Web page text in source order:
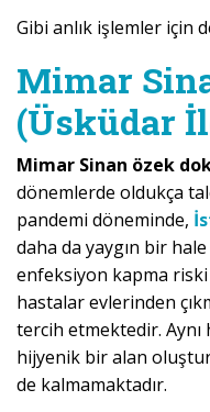
Gibi anlık işlemler için
Mimar
(Üsküdar
Mimar Sinan özek
dönemlerde oldukça
pandemi döneminde,
daha da yaygın bir
enfeksiyon kapma
hastalar evlerinden
tercih etmektedir.
hijyenik bir alan
de kalmamaktadır.